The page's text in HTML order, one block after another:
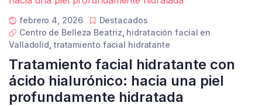
febrero 4, 2026
Destacados
Centro de Belleza Beatriz hidratación facial en
Valladolid tratamiento facial hidratante
Tratamiento facial hidratante con
ácido hialurónico: hacia una piel
profundamente hidratada